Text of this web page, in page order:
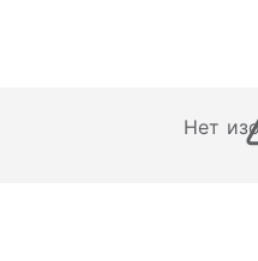
Нет